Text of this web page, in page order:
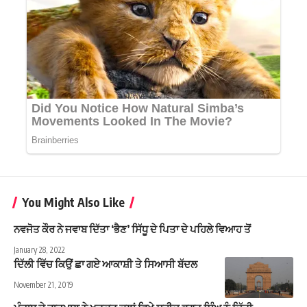
You Might Also Like
ਨਵਜੋਤ ਕੌਰ ਨੇ ਜਵਾਬ ਦਿੱਤਾ ‘ਭੈਣ’ ਸਿੱਧੂ ਦੇ ਪਿਤਾ ਦੇ ਪਹਿਲੇ ਵਿਆਹ ਤੋਂ
January 28, 2022
ਦਿੱਲੀ ਵਿੱਚ ਕਿਉਂ ਛਾ ਗਏ ਆਕਾਸ਼ੀ ਤੇ ਸਿਆਸੀ ਬੱਦਲ
November 21, 2019